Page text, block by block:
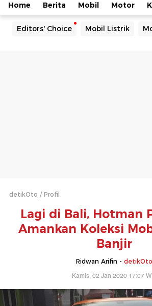
Home Berita Mobil Motor
Editors' Choice Mobil Listrik
detikOto Profil
Lagi di Bali, Hotman
Amankan Koleksi
Banjir
Ridwan Arifin - detikOto
Kamis, 02 Jan 2020 17:07